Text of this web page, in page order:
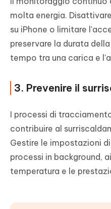
molta energia.
su iPhone o limitare
preservare la durata
tempo tra una carica e
3. Prevenire il
I processi di
contribuire al
Gestire le impostazioni
processi in background,
temperatura e le